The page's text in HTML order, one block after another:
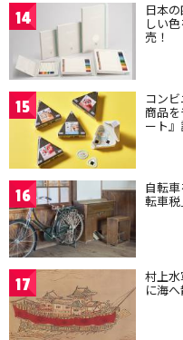
14 日本
しい
売！
15 コン
商品
ート
16 自転
転車
17 村上
に海